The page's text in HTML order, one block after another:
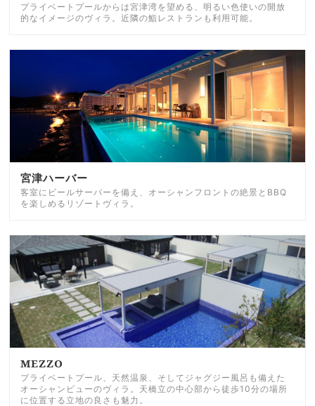
プライベートプールからは宮津湾を望める、明るい色使いの開放
的なイメージのヴィラ。近隣の鮨レストランも利用可能。
宮津ハーバー
客室にビールサーバーを備え、オーシャンフロントの絶景とBBQ
を楽しめるリゾートヴィラ。
MEZZO
プライベートプール、天然温泉、そしてジャグジー風呂も備えた
オーシャンビューのヴィラ。天橋立の中心部から徒歩10分の場所
に位置する立地の良さも魅力。